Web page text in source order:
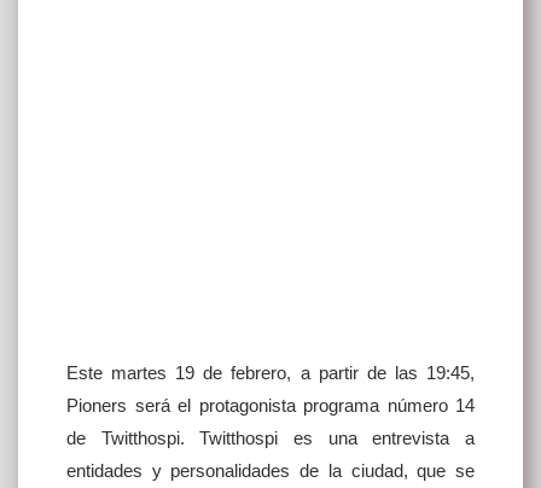
Este martes 19 de febrero, a partir de las 19:45,
Pioners será el protagonista programa número 14
de Twitthospi. Twitthospi es una entrevista a
entidades y personalidades de la ciudad, que se